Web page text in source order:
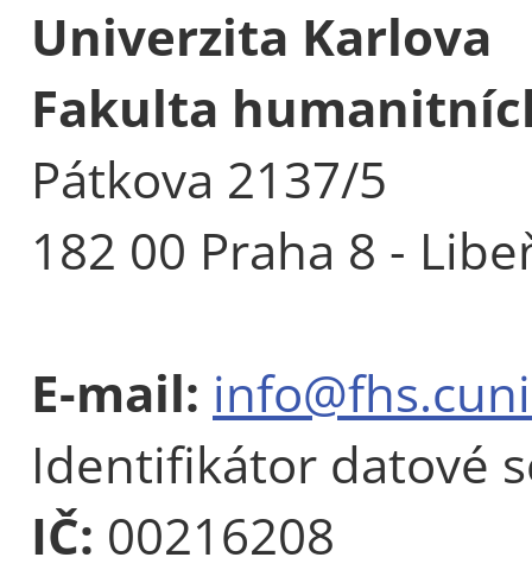
Univerzita Karlova
Fakulta
Pátkova 2137/5
182 00 Praha 8 -
E-mail:
Identifikátor datové
IČ: 00216208